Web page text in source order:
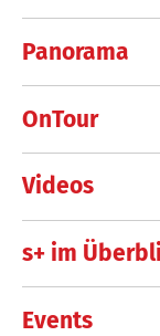
Panorama
OnTour
Videos
s+ im
Events